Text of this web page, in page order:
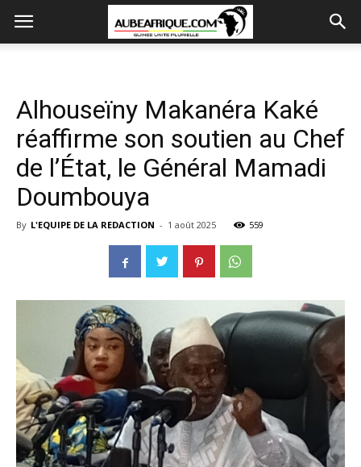
Alhouseïny Makanéra Kaké
réaffirme son soutien au Chef
de l’État, le Général Mamadi
Doumbouya
By L'EQUIPE DE LA REDACTION - 1 août 2025 559